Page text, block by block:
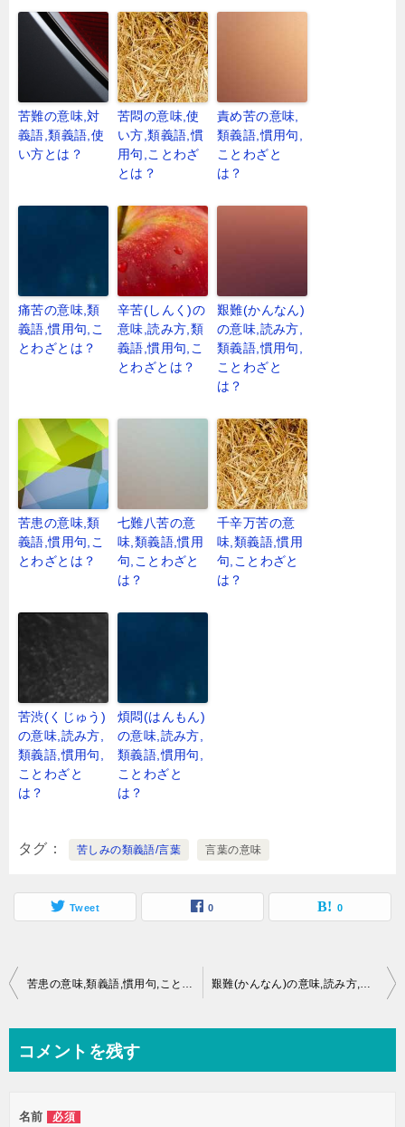
苦難の意味,対
義語,類義語,使
い方とは？
苦悶の意味,使
い方,類義語,慣
用句,ことわざ
とは？
責め苦の意味,
類義語,慣用句,
ことわざと
は？
痛苦の意味,類
義語,慣用句,こ
とわざとは？
辛苦(しんく)の
意味,読み方,類
義語,慣用句,こ
とわざとは？
艱難(かんなん)
の意味,読み方,
類義語,慣用句,
ことわざと
は？
苦患の意味,類
義語,慣用句,こ
とわざとは？
七難八苦の意
味,類義語,慣用
句,ことわざと
は？
千辛万苦の意
味,類義語,慣用
句,ことわざと
は？
苦渋(くじゅう)
の意味,読み方,
類義語,慣用句,
ことわざと
は？
煩悶(はんもん)
の意味,読み方,
類義語,慣用句,
ことわざと
は？
タグ 苦しみの類義語/言葉 言葉の意味
Tweet 0 0
投
ビ
苦患の意味,類義語,慣用句,ことわざとは？ 艱難(かんなん)の意味,読み方,類義語,慣用句,ことわざとは？
コメントを残す
名前 必須